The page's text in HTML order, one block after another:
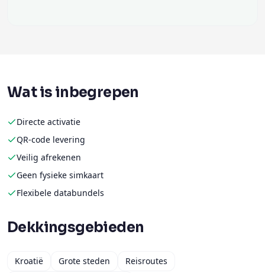
Wat is inbegrepen
Directe activatie
QR-code levering
Veilig afrekenen
Geen fysieke simkaart
Flexibele databundels
Dekkingsgebieden
Kroatië Grote steden
Reisroutes